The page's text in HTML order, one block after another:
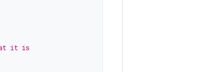
it is